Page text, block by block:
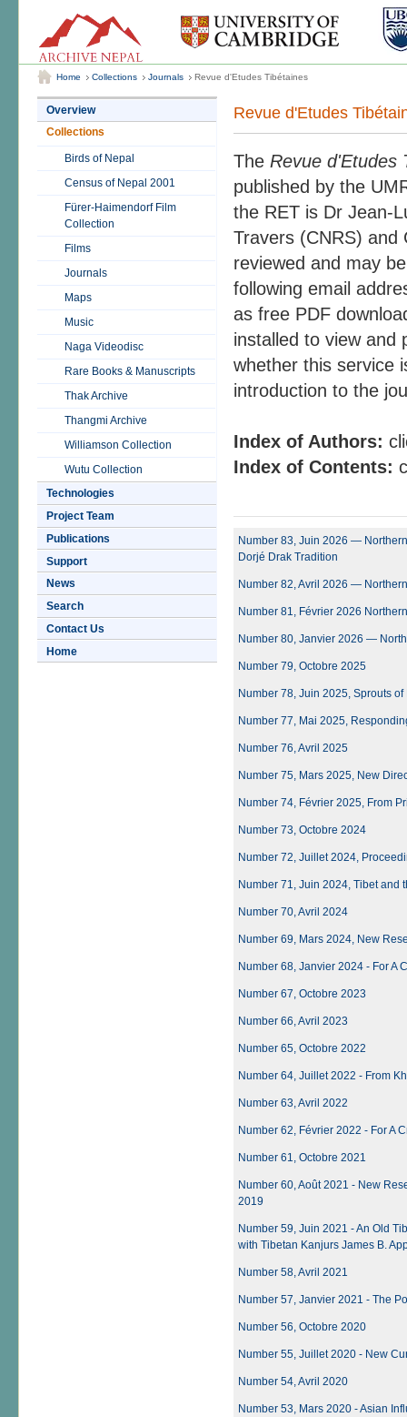
Home Collections Journals Revue d'Etudes Tibétaines
Overview
Collections
Birds of Nepal
Census of Nepal 2001
Fürer-Haimendorf Film
Collection
Films
Journals
Maps
Music
Naga Videodisc
Rare Books & Manuscripts
Thak Archive
Thangmi Archive
Williamson Collection
Wutu Collection
Technologies
Project Team
Publications
Support
News
Search
Contact Us
Home
Revue d'Etudes
The Revue d'Etudes
published by the
the RET is Dr Jean-
Travers (CNRS) and
reviewed and may
following email
as free PDF
installed to view
whether this service
introduction to the
Index of Authors:
Index of Contents:
Number 83, Juin 2026 —
Dorjé Drak Tradition
Number 82, Avril 2026 —
Number 81, Février 2026
Number 80, Janvier 2026 —
Number 79, Octobre 2025
Number 78, Juin 2025, Sprouts
Number 77, Mai 2025,
Number 76, Avril 2025
Number 75, Mars 2025, New
Number 74, Février 2025, From
Number 73, Octobre 2024
Number 72, Juillet 2024,
Number 71, Juin 2024, Tibet and
Number 70, Avril 2024
Number 69, Mars 2024, New
Number 68, Janvier 2024 - For A
Number 67, Octobre 2023
Number 66, Avril 2023
Number 65, Octobre 2022
Number 64, Juillet 2022 - From
Number 63, Avril 2022
Number 62, Février 2022 - For A
Number 61, Octobre 2021
Number 60, Août 2021 - New
2019
Number 59, Juin 2021 - An Old
with Tibetan Kanjurs James B.
Number 58, Avril 2021
Number 57, Janvier 2021 - The
Number 56, Octobre 2020
Number 55, Juillet 2020 - New
Number 54, Avril 2020
Number 53, Mars 2020 - Asian